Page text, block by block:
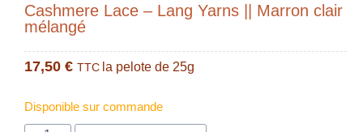
Cashmere Lace – Lang Yarns || Marron clair
mélangé
17,50 € TTC la pelote de 25g
Disponible sur commande